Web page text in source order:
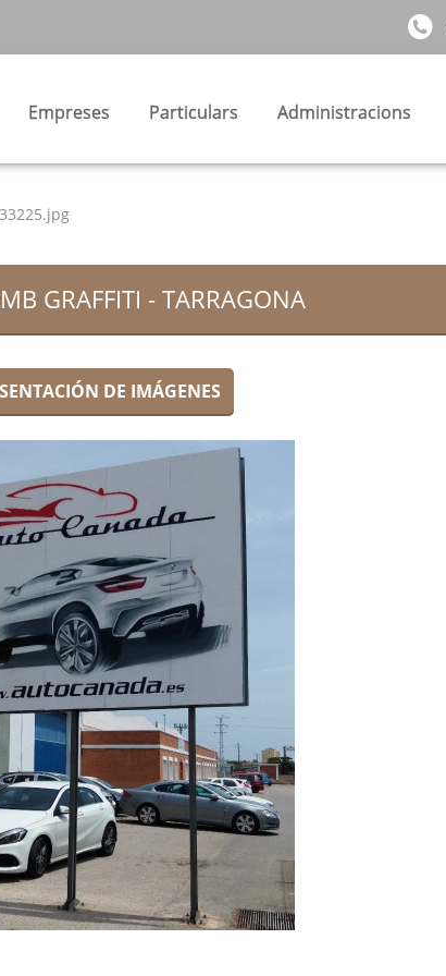
Empreses Particulars Administracions
GRAFFITI - TARRAGONA
DE IMÁGENES